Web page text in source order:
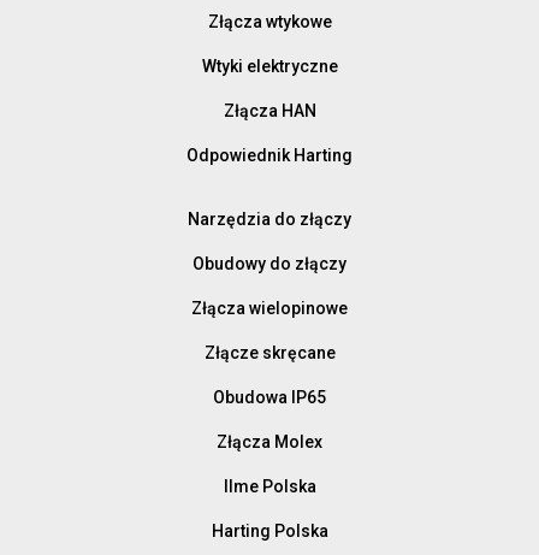
Złącza wtykowe
Wtyki elektryczne
Złącza HAN
Odpowiednik Harting
Narzędzia do złączy
Obudowy do złączy
Złącza wielopinowe
Złącze skręcane
Obudowa IP65
Złącza Molex
Ilme Polska
Harting Polska